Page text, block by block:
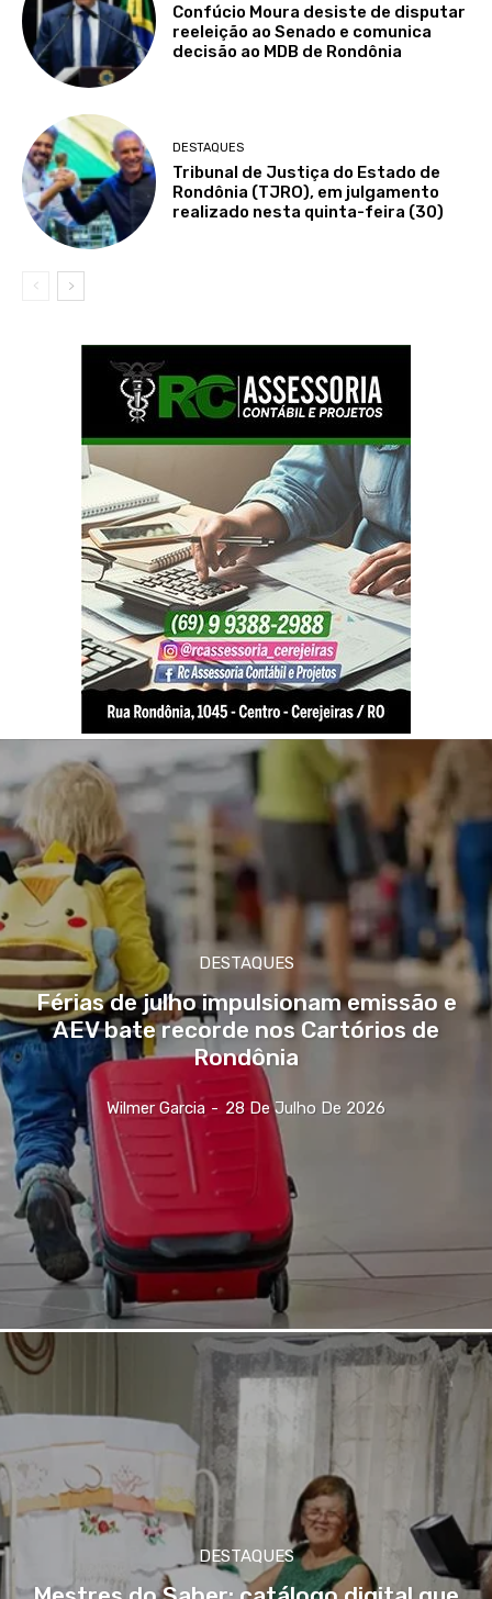
Confúcio Moura desiste de disputar
reeleição ao Senado e comunica
decisão ao MDB de Rondônia
DESTAQUES
Tribunal de Justiça do Estado de
Rondônia (TJRO), em julgamento
realizado nesta quinta-feira (30)
DESTAQUES
Férias de julho impulsionam emissão e
AEV bate recorde nos Cartórios de
Rondônia
Wilmer Garcia - 28 De Julho De 2026
DESTAQUES